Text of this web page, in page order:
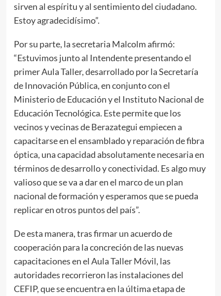
sirven al espíritu y al sentimiento del ciudadano.
Estoy agradecidísimo”.
Por su parte, la secretaria Malcolm afirmó:
“Estuvimos junto al Intendente presentando el
primer Aula Taller, desarrollado por la Secretaría
de Innovación Pública, en conjunto con el
Ministerio de Educación y el Instituto Nacional de
Educación Tecnológica. Este permite que los
vecinos y vecinas de Berazategui empiecen a
capacitarse en el ensamblado y reparación de fibra
óptica, una capacidad absolutamente necesaria en
términos de desarrollo y conectividad. Es algo muy
valioso que se va a dar en el marco de un plan
nacional de formación y esperamos que se pueda
replicar en otros puntos del país”.
De esta manera, tras firmar un acuerdo de
cooperación para la concreción de las nuevas
capacitaciones en el Aula Taller Móvil, las
autoridades recorrieron las instalaciones del
CEFIP, que se encuentra en la última etapa de